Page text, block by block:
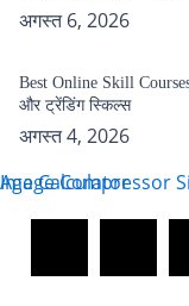
अगस्त 6, 2026
Best Online Skill
और ट्रेंडिंग स्किल्स
अगस्त 4, 2026
Age Calculator
Image Compressor